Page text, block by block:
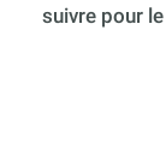
suivre pour